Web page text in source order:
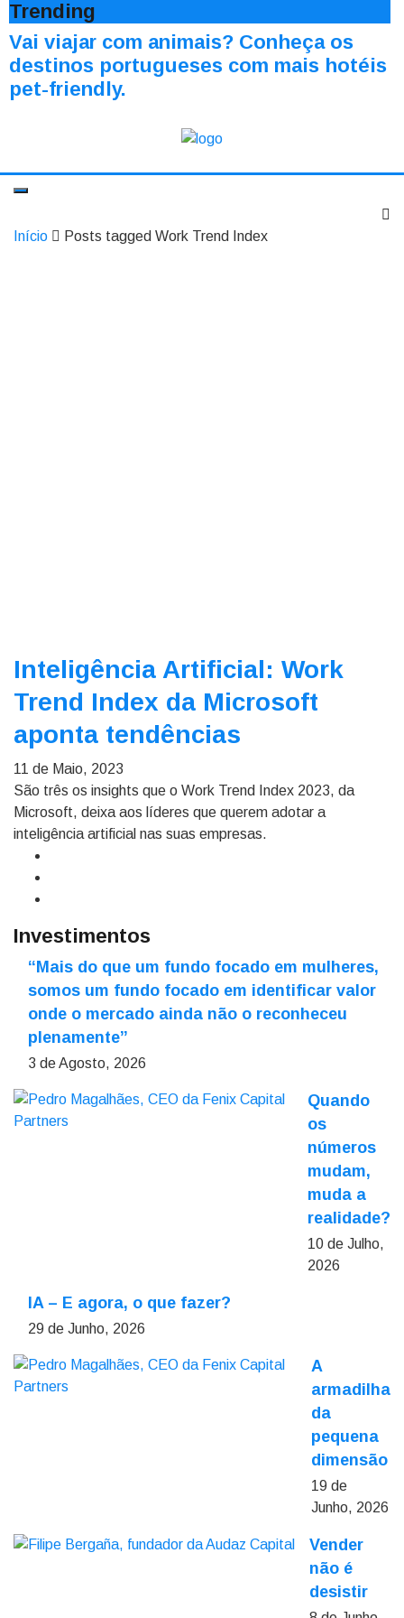
Trending
Vai viajar com animais? Conheça os
destinos portugueses com mais hotéis
pet-friendly.
Início Posts tagged Work Trend Index
Inteligência Artificial: Work
Trend Index da Microsoft
aponta tendências
11 de Maio, 2023
São três os insights que o Work Trend Index 2023, da
Microsoft, deixa aos líderes que querem adotar a
inteligência artificial nas suas empresas.
Investimentos
“Mais do que um fundo focado em mulheres,
somos um fundo focado em identificar valor
onde o mercado ainda não o reconheceu
plenamente”
3 de Agosto, 2026
Quando
os
números
mudam,
muda a
realidade?
10 de Julho,
2026
IA – E agora, o que fazer?
29 de Junho, 2026
A
armadilha
da
pequena
dimensão
19 de
Junho, 2026
Vender
não é
desistir